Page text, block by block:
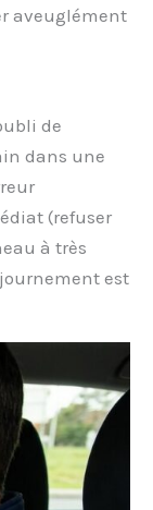
aveuglément
de
dans une
(refuser
à très
est